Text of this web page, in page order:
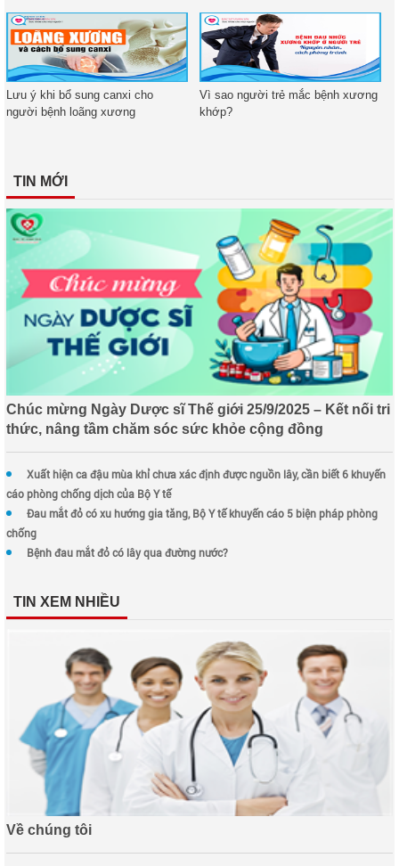
Lưu ý khi bổ sung canxi cho
người bệnh loãng xương
Vì sao người trẻ mắc bệnh xương
khớp?
TIN MỚI
Chúc mừng Ngày Dược sĩ Thế giới 25/9/2025 – Kết nối tri
thức, nâng tầm chăm sóc sức khỏe cộng đồng
Xuất hiện ca đậu mùa khỉ chưa xác định được nguồn lây, cần biết 6 khuyến
cáo phòng chống dịch của Bộ Y tế
Đau mắt đỏ có xu hướng gia tăng, Bộ Y tế khuyến cáo 5 biện pháp phòng
chống
Bệnh đau mắt đỏ có lây qua đường nước?
TIN XEM NHIỀU
Về chúng tôi